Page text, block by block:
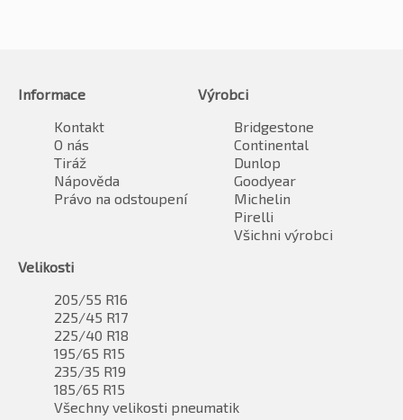
Informace
Kontakt
O nás
Tiráž
Nápověda
Právo na odstoupení
Výrobci
Bridgestone
Continental
Dunlop
Goodyear
Michelin
Pirelli
Všichni výrobci
Velikosti
205/55 R16
225/45 R17
225/40 R18
195/65 R15
235/35 R19
185/65 R15
Všechny velikosti pneumatik